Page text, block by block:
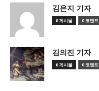
김은지 기자
0 게시물 0 코멘트
김의진 기자
0 게시물 0 코멘트